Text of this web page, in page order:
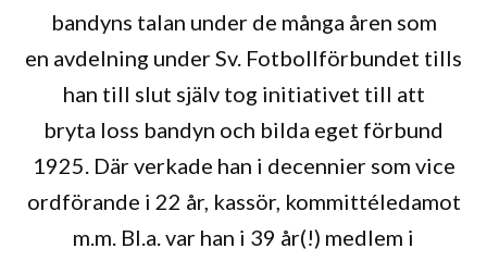
bandyns talan under de många åren som
en avdelning under Sv. Fotbollförbundet tills
han till slut själv tog initiativet till att
bryta loss bandyn och bilda eget förbund
1925. Där verkade han i decennier som vice
ordförande i 22 år, kassör, kommittéledamot
m.m. Bl.a. var han i 39 år(!) medlem i